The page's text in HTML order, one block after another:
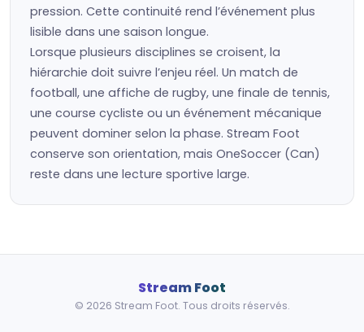
pression. Cette continuité rend l’événement plus
lisible dans une saison longue.
Lorsque plusieurs disciplines se croisent, la
hiérarchie doit suivre l’enjeu réel. Un match de
football, une affiche de rugby, une finale de tennis,
une course cycliste ou un événement mécanique
peuvent dominer selon la phase. Stream Foot
conserve son orientation, mais OneSoccer (Can)
reste dans une lecture sportive large.
Stream Foot
© 2026 Stream Foot. Tous droits réservés.